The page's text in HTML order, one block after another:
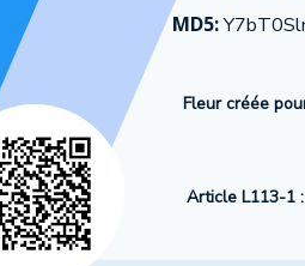
MD5:
Fleur créée
Article L113-1